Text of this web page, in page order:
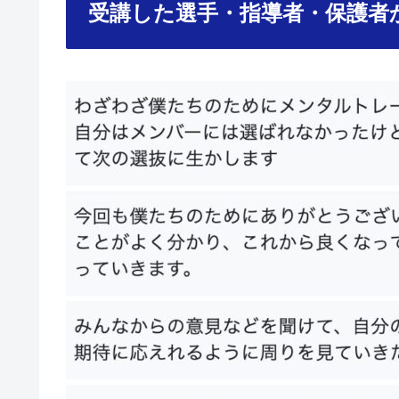
受講した選手・指導者・保護者